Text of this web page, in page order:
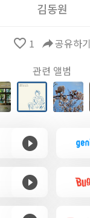
김동원
favorite_border 1 reply공유하기
관련 앨범